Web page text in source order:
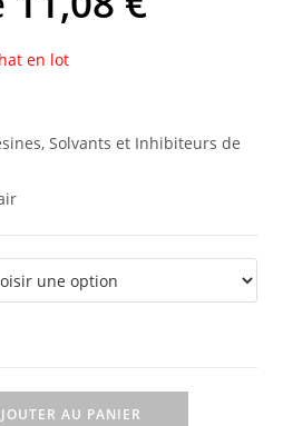
en lot
Solvants et Inhibiteurs de
AU PANIER